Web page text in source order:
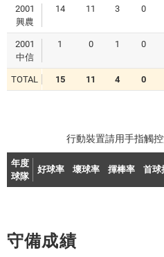
2001
興農
14 11 3 0
2001
中信
1 0 1 0
TOTAL 15 11 4 0
年度
球隊
好球率 壞球率 揮棒率 首球
守備成績